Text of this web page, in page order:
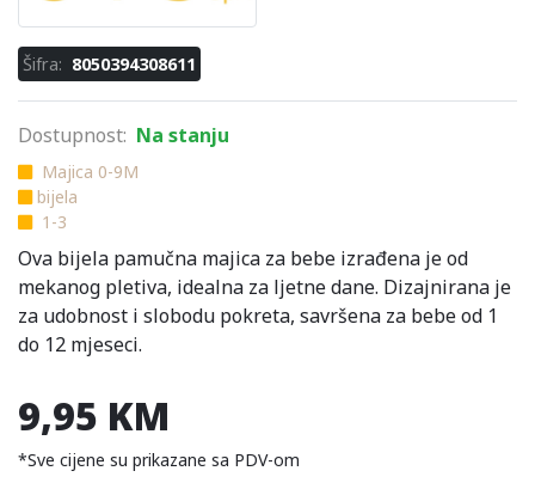
Šifra: 8050394308611
Dostupnost: Na stanju
Majica 0-9M
bijela
1-3
Ova bijela pamučna majica za bebe izrađena je od
mekanog pletiva, idealna za ljetne dane. Dizajnirana je
za udobnost i slobodu pokreta, savršena za bebe od 1
do 12 mjeseci.
9,95 KM
*Sve cijene su prikazane sa PDV-om